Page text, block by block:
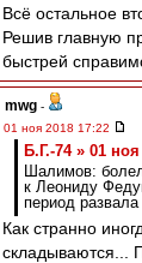
Всё остальное
Решив главную
быстрей
mwg -
01 ноя 2018 17:22
Б.Г.-74 » 01
Шалимов:
к Леониду
период развала
Как странно
складываются...